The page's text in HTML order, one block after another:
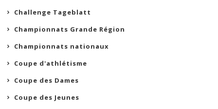
Challenge Tageblatt
Championnats Grande Région
Championnats nationaux
Coupe d'athlétisme
Coupe des Dames
Coupe des Jeunes